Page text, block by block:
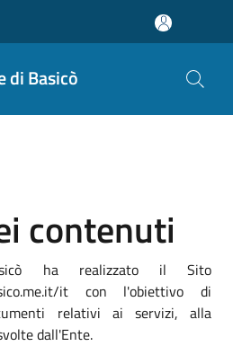
di Basicò
contenuti
ha realizzato il Sito
it con l'obiettivo di
relativi ai servizi, alla
dall'Ente.